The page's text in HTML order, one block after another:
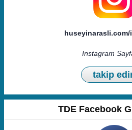
huseyinarasli.com/
Instagram
takip
TDE Facebook